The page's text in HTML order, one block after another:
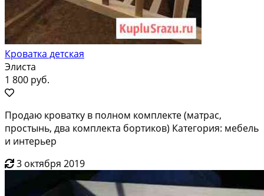
Кроватка детская
Элиста
1 800 руб.
Продаю кроватку в полном комплекте (матрас,
простынь, два комплекта бортиков) Категория: мебель
и интерьер
3 октября 2019